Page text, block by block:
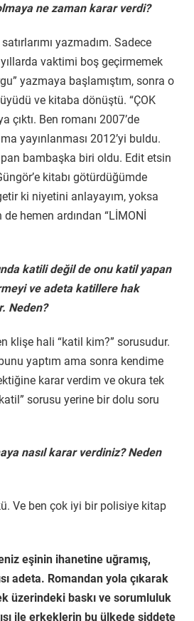
ne zaman karar verdi?
yazmadım. Sadece
vaktimi boş geçirmemek
yazmaya başlamıştım, sonra o
ve kitaba dönüştü. “ÇOK
çıktı. Ben romanı 2007’de
yayınlanması 2012’yi buldu.
bambaşka biri oldu. Edit etsin
kitabı götürdüğümde
ki niyetini anlayayım, yoksa
hemen ardından “LİMONİ
katili değil de onu katil yapan
ve adeta katillere hak
Neden?
klişe hali “katil kim?” sorusudur.
yaptım ama sonra kendime
karar verdim ve okura tek
sorusu yerine bir dolu soru
nasıl karar verdiniz? Neden
Ve ben çok iyi bir polisiye kitap
eşinin ihanetine uğramış,
adeta. Romandan yola çıkarak
üzerindeki baskı ve sorumluluk
ile erkeklerin bu ülkede şiddete